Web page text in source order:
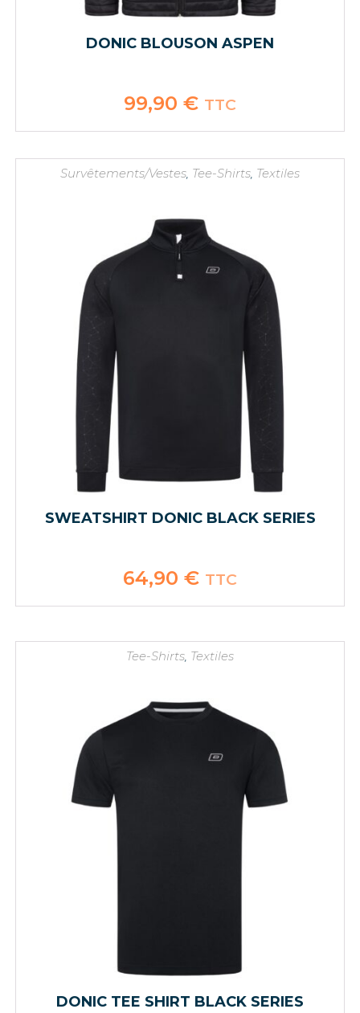
DONIC BLOUSON ASPEN
99,90 € TTC
Survêtements/Vestes Tee-Shirts Textiles
SWEATSHIRT DONIC BLACK SERIES
64,90 € TTC
Tee-Shirts, Textiles
DONIC TEE SHIRT BLACK SERIES